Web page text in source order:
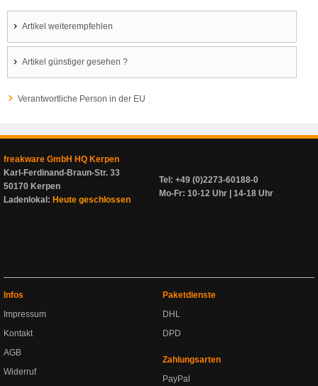
Artikel weiterempfehlen
Artikel günstiger gesehen ?
Verantwortliche Person in der EU
freakware GmbH HQ Kerpen
Karl-Ferdinand-Braun-Str. 33
50170 Kerpen
Ladenlokal: Heute geschlossen
Tel: +49 (0)2273-60188-0
Mo-Fr: 10-12 Uhr | 14-18 Uhr
Infos
Impressum
Kontakt
AGB
Widerruf
Paketdienste
DHL
DPD
Zahlungsarten
PayPal